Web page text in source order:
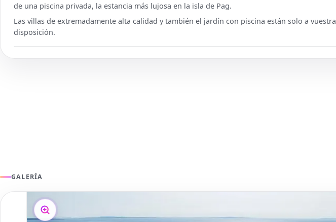
de una piscina privada, la estancia más lujosa en la isla de Pag.
Las villas de extremadamente alta calidad y también el jardín con piscina están solo a vuestra
disposición.
GALERÍA